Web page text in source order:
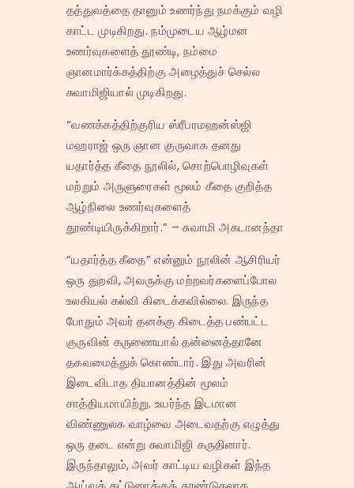
தத்துவத்தை தானும் உணர்ந்து நமக்கும் வழி
காட்ட முடிகிறது. நம்முடைய ஆழ்மன
உணர்வுகளைத் தூண்டி, நம்மை
ஞானமார்க்கத்திற்கு அழைத்துச் செல்ல
சுவாமிஜியால் முடிகிறது.
“வணக்கத்திற்குரிய ஸ்ரீபரமஹன்ஸ்ஜி
மஹராஜ் ஒரு ஞான குருவாக தனது
யதார்த்த கீதை நூலில், சொற்பொழிவுகள்
மற்றும் அருளுரைகள் மூலம் கீதை குறித்த
ஆழ்நிலை உணர்வுகளைத்
தூண்டியிருக்கிறார்.” – சுவாமி அகடானந்தா
“யதார்த்த கீதை” என்னும் நூலின் ஆசிரியர்
ஒரு துறவி, அவருக்கு மற்றவர்களைப்போல
உலகியல் கல்வி கிடைக்கவில்லை. இருந்த
போதும் அவர் தனக்கு கிடைத்த பண்பட்ட
குருவின் கருணையால் தன்னைத்தானே
தகவமைத்துக் கொண்டார். இது அவரின்
இடைவிடாத தியானத்தின் மூலம்
சாத்தியமாயிற்று. உயர்ந்த இடமான
விண்ணுலக வாழ்வை அடைவதற்கு எழுத்து
ஒரு தடை என்று சுவாமிஜி கருதினார்.
இருந்தாலும், அவர் காட்டிய வழிகள் இந்த